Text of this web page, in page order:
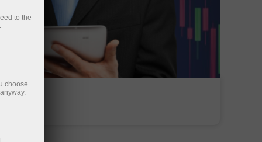
to the
choose